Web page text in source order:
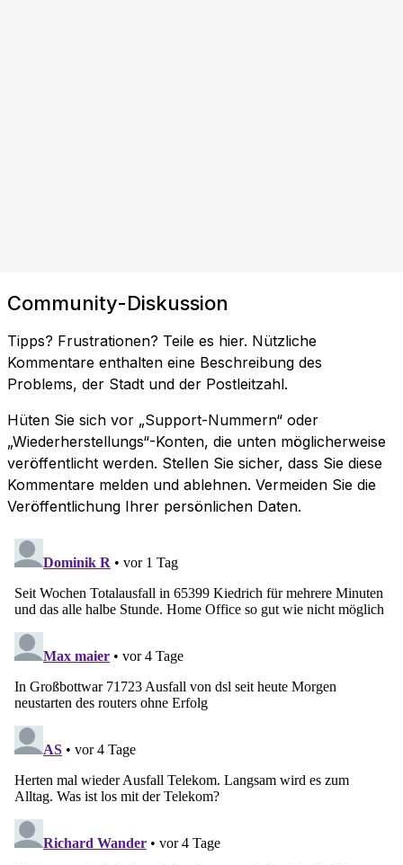
Community-Diskussion
Tipps? Frustrationen? Teile es hier. Nützliche
Kommentare enthalten eine Beschreibung des
Problems, der Stadt und der Postleitzahl.
Hüten Sie sich vor „Support-Nummern“ oder
„Wiederherstellungs“-Konten, die unten möglicherweise
veröffentlicht werden. Stellen Sie sicher, dass Sie diese
Kommentare melden und ablehnen. Vermeiden Sie die
Veröffentlichung Ihrer persönlichen Daten.